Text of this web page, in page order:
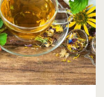
span>